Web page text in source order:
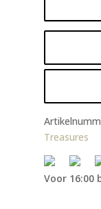
Treasures
Voor 16:00